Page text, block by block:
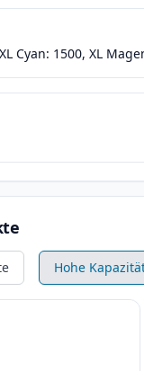
Cyan: 1500, XL
Hohe